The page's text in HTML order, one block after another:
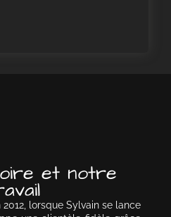
et notre
2012, lorsque Sylvain se lance